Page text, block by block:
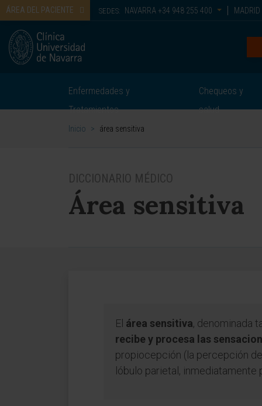
ÁREA DEL PACIENTE SEDES: NAVARRA +34 948 255 400 MADRID
Enfermedades y
Tratamientos
Chequeos y
salud
Inicio > área sensitiva
DICCIONARIO MÉDICO
Área sensitiva
El área sensitiva, denominada
recibe y procesa las
propiocepción (la percepción
lóbulo parietal, inmediatamente